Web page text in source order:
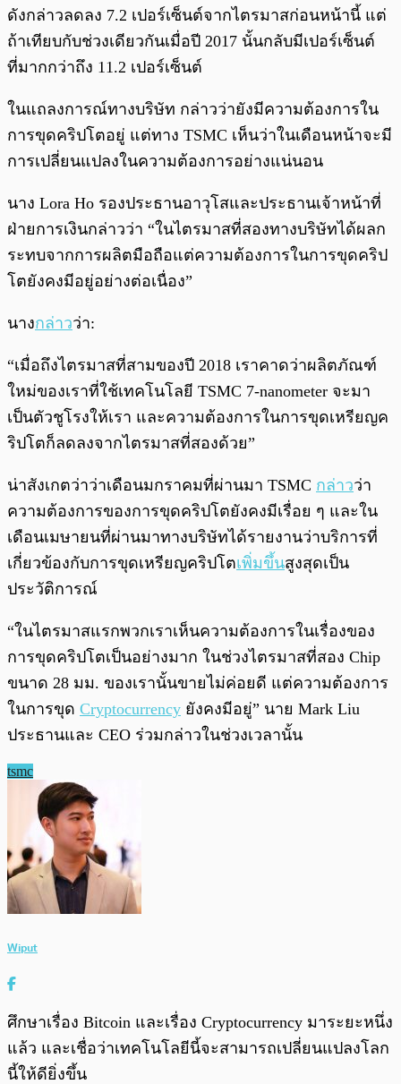
ดังกล่าวลดลง 7.2 เปอร์เซ็นต์จากไตรมาสก่อนหน้านี้ แต่
ถ้าเทียบกับช่วงเดียวกันเมื่อปี 2017 นั้นกลับมีเปอร์เซ็นต์
ที่มากกว่าถึง 11.2 เปอร์เซ็นต์
ในแถลงการณ์ทางบริษัท กล่าวว่ายังมีความต้องการใน
การขุดคริปโตอยู่ แต่ทาง TSMC เห็นว่าในเดือนหน้าจะมี
การเปลี่ยนแปลงในความต้องการอย่างแน่นอน
นาง Lora Ho รองประธานอาวุโสและประธานเจ้าหน้าที่
ฝ่ายการเงินกล่าวว่า “ในไตรมาสที่สองทางบริษัทได้ผลก
ระทบจากการผลิตมือถือแต่ความต้องการในการขุดคริป
โตยังคงมีอยู่อย่างต่อเนื่อง”
นางกล่าวว่า:
“เมื่อถึงไตรมาสที่สามของปี 2018 เราคาดว่าผลิตภัณฑ์
ใหม่ของเราที่ใช้เทคโนโลยี TSMC 7-nanometer จะมา
เป็นตัวชูโรงให้เรา และความต้องการในการขุดเหรียญค
ริปโตก็ลดลงจากไตรมาสที่สองด้วย”
น่าสังเกตว่าว่าเดือนมกราคมที่ผ่านมา TSMC กล่าวว่า
ความต้องการของการขุดคริปโตยังคงมีเรื่อย ๆ และใน
เดือนเมษายนที่ผ่านมาทางบริษัทได้รายงานว่าบริการที่
เกี่ยวข้องกับการขุดเหรียญคริปโตเพิ่มขึ้นสูงสุดเป็น
ประวัติการณ์
“ในไตรมาสแรกพวกเราเห็นความต้องการในเรื่องของ
การขุดคริปโตเป็นอย่างมาก ในช่วงไตรมาสที่สอง Chip
ขนาด 28 มม. ของเรานั้นขายไม่ค่อยดี แต่ความต้องการ
ในการขุด Cryptocurrency ยังคงมีอยู่” นาย Mark Liu
ประธานและ CEO ร่วมกล่าวในช่วงเวลานั้น
tsmc
Wiput
ศึกษาเรื่อง Bitcoin และเรื่อง Cryptocurrency มาระยะหนึ่ง
แล้ว และเชื่อว่าเทคโนโลยีนี้จะสามารถเปลี่ยนแปลงโลก
นี้ให้ดียิ่งขึ้น